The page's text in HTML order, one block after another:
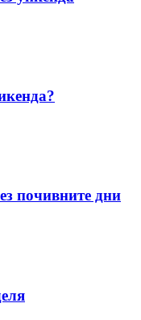
почивните дни